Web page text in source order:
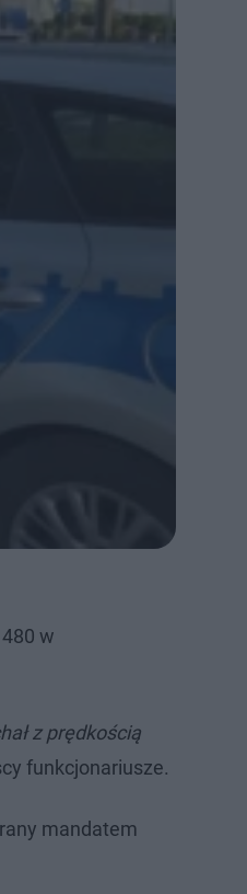
w
z prędkością
funkcjonariusze.
mandatem